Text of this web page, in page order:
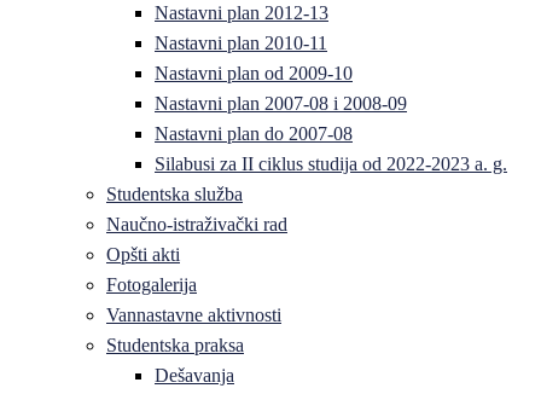
Nastavni plan 2012-13
Nastavni plan 2010-11
Nastavni plan od 2009-10
Nastavni plan 2007-08 i 2008-09
Nastavni plan do 2007-08
Silabusi za II ciklus studija od 2022-2023 a. g.
Studentska služba
Naučno-istraživački rad
Opšti akti
Fotogalerija
Vannastavne aktivnosti
Studentska praksa
Dešavanja